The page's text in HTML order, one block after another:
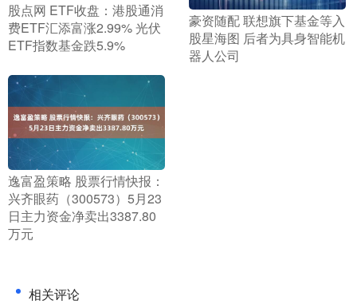
​股点网 ETF收盘：港股通消
费ETF汇添富涨2.99% 光伏
ETF指数基金跌5.9%
​豪资随配 联想旗下基金等入
股星海图 后者为具身智能机
器人公司
​逸富盈策略 股票行情快报：
兴齐眼药（300573）5月23
日主力资金净卖出3387.80
万元
相关评论